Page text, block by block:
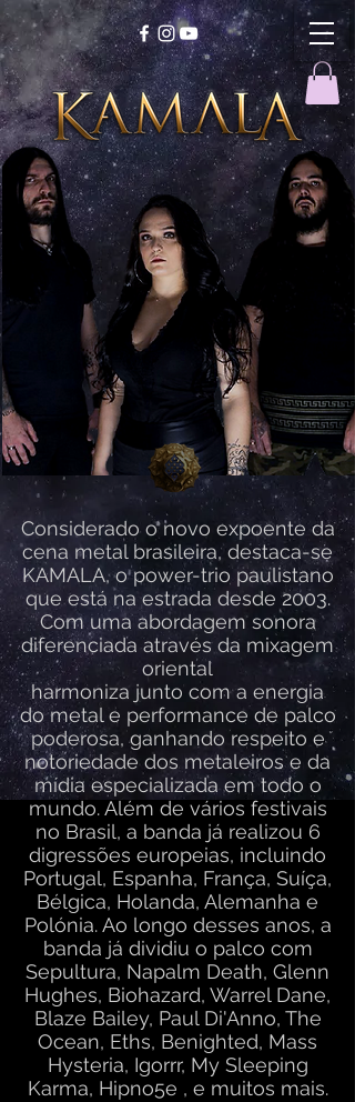
Considerado o novo expoente da
cena metal brasileira, destaca-se
KAMALA, o power-trio paulistano
que está na estrada desde 2003.
Com uma abordagem sonora
diferenciada através da mixagem
oriental
harmoniza junto com a energia
do metal e performance de palco
poderosa, ganhando respeito e
notoriedade dos metaleiros e da
mídia especializada em todo o
mundo. Além de vários festivais
no Brasil, a banda já realizou 6
digressões europeias, incluindo
Portugal, Espanha, França, Suíça,
Bélgica, Holanda, Alemanha e
Polónia. Ao longo desses anos, a
banda já dividiu o palco com
Sepultura, Napalm Death, Glenn
Hughes, Biohazard, Warrel Dane,
Blaze Bailey, Paul Di'Anno, The
Ocean, Eths, Benighted, Mass
Hysteria, Igorrr, My Sleeping
Karma, Hipno5e , e muitos mais.